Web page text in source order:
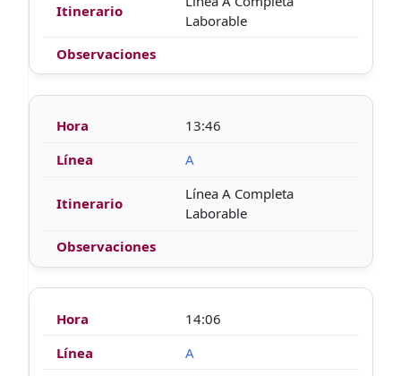
Laborable
13:46
A
Línea A Completa
Laborable
14:06
A